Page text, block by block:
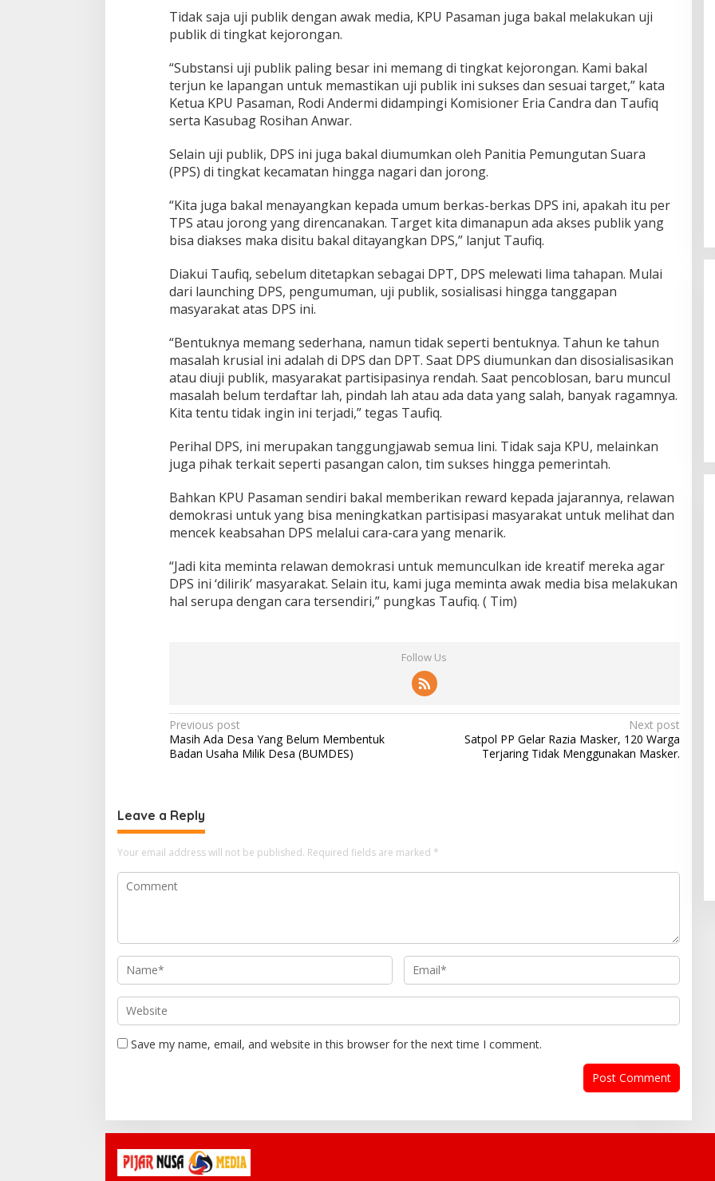
Tidak saja uji publik dengan awak media, KPU Pasaman juga bakal melakukan uji
publik di tingkat kejorongan.
“Substansi uji publik paling besar ini memang di tingkat kejorongan. Kami bakal
terjun ke lapangan untuk memastikan uji publik ini sukses dan sesuai target,” kata
Ketua KPU Pasaman, Rodi Andermi didampingi Komisioner Eria Candra dan Taufiq
serta Kasubag Rosihan Anwar.
Selain uji publik, DPS ini juga bakal diumumkan oleh Panitia Pemungutan Suara
(PPS) di tingkat kecamatan hingga nagari dan jorong.
“Kita juga bakal menayangkan kepada umum berkas-berkas DPS ini, apakah itu per
TPS atau jorong yang direncanakan. Target kita dimanapun ada akses publik yang
bisa diakses maka disitu bakal ditayangkan DPS,” lanjut Taufiq.
Diakui Taufiq, sebelum ditetapkan sebagai DPT, DPS melewati lima tahapan. Mulai
dari launching DPS, pengumuman, uji publik, sosialisasi hingga tanggapan
masyarakat atas DPS ini.
“Bentuknya memang sederhana, namun tidak seperti bentuknya. Tahun ke tahun
masalah krusial ini adalah di DPS dan DPT. Saat DPS diumunkan dan disosialisasikan
atau diuji publik, masyarakat partisipasinya rendah. Saat pencoblosan, baru muncul
masalah belum terdaftar lah, pindah lah atau ada data yang salah, banyak ragamnya.
Kita tentu tidak ingin ini terjadi,” tegas Taufiq.
Perihal DPS, ini merupakan tanggungjawab semua lini. Tidak saja KPU, melainkan
juga pihak terkait seperti pasangan calon, tim sukses hingga pemerintah.
Bahkan KPU Pasaman sendiri bakal memberikan reward kepada jajarannya, relawan
demokrasi untuk yang bisa meningkatkan partisipasi masyarakat untuk melihat dan
mencek keabsahan DPS melalui cara-cara yang menarik.
“Jadi kita meminta relawan demokrasi untuk memunculkan ide kreatif mereka agar
DPS ini ‘dilirik’ masyarakat. Selain itu, kami juga meminta awak media bisa melakukan
hal serupa dengan cara tersendiri,” pungkas Taufiq. ( Tim)
Follow Us
Post
navigation
Previous post
Masih Ada Desa Yang Belum Membentuk
Badan Usaha Milik Desa (BUMDES)
Next post
Satpol PP Gelar Razia Masker, 120 Warga
Terjaring Tidak Menggunakan Masker.
Leave a Reply
Your email address will not be published. Required fields are marked *
Save my name, email, and website in this browser for the next time I comment.
Wapang TNI Tinjau Kesiapan Yonif
TP di Sumatera Utara